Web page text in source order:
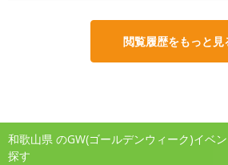
閲覧履歴をもっと見
和歌山県 のGW(ゴールデンウィーク)イベ
探す